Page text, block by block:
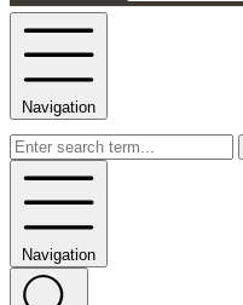
Navigation
Navigation